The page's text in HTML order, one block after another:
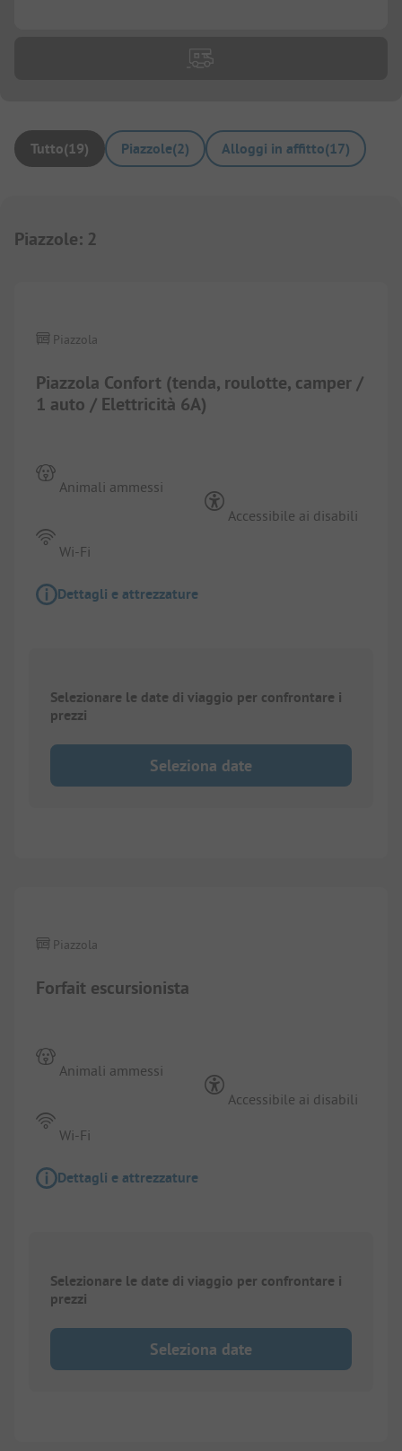
Tutto(19) Piazzole(2) Alloggi in affitto(17)
Piazzole: 2
Piazzola Confort (tenda, roulotte, camper /
1 auto / Elettricità 6A)
Piazzola
Animali ammessi
Wi-Fi
Accessibile ai disabili
Dettagli e attrezzature
Selezionare le date di viaggio per confrontare i
prezzi
Seleziona date
Forfait escursionista
Piazzola
Animali ammessi
Wi-Fi
Accessibile ai disabili
Dettagli e attrezzature
Selezionare le date di viaggio per confrontare i
prezzi
Seleziona date